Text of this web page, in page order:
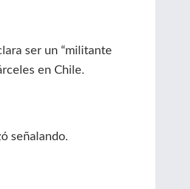
ser un “militante
en Chile.
señalando.